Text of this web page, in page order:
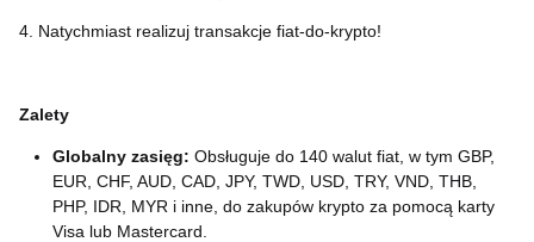
4. Natychmiast realizuj transakcje fiat-do-krypto!
Zalety
Globalny zasięg: Obsługuje do 140 walut fiat, w tym GBP,
EUR, CHF, AUD, CAD, JPY, TWD, USD, TRY, VND, THB,
PHP, IDR, MYR i inne, do zakupów krypto za pomocą karty
Visa lub Mastercard.